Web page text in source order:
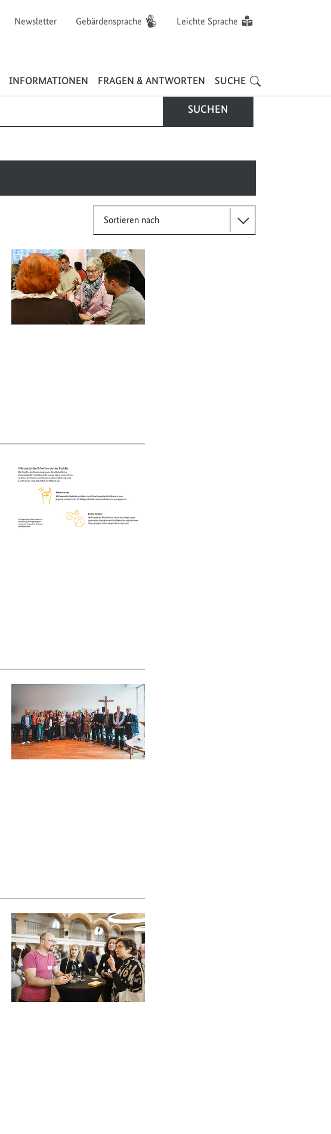
Newsletter Gebärdensprache Leichte Sprache
INFORMATIONEN FRAGEN & ANTWORTEN SUCHE
SUCHEN
Sortieren nach